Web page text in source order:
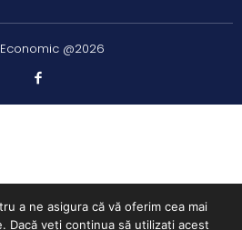
@2026
a ne asigura că vă oferim cea mai
Dacă veți continua să utilizați acest